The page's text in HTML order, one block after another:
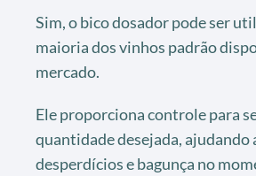
Sim, o bico dosador pode ser
maioria dos vinhos padrão
mercado.
Ele proporciona controle para
quantidade desejada, ajudando
desperdícios e bagunça no